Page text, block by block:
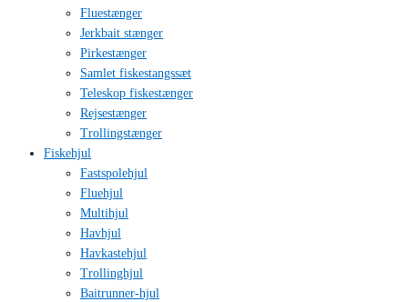
Fluestænger
Jerkbait stænger
Pirkestænger
Samlet fiskestangssæt
Teleskop fiskestænger
Rejsestænger
Trollingstænger
Fiskehjul
Fastspolehjul
Fluehjul
Multihjul
Havhjul
Havkastehjul
Trollinghjul
Baitrunner-hjul